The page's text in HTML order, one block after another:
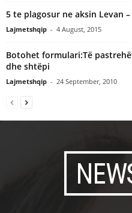
5 te plagosur ne aksin Levan
Lajmetshqip - 4 August, 2015
Botohet formulari:Të
dhe shtëpi
Lajmetshqip - 24 September, 2010